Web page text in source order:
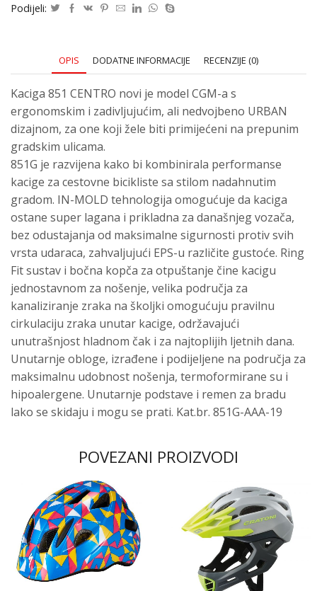
Podijeli:
OPIS DODATNE INFORMACIJE RECENZIJE (0)
Kaciga 851 CENTRO novi je model CGM-a s
ergonomskim i zadivljujućim, ali nedvojbeno URBAN
dizajnom, za one koji žele biti primijećeni na prepunim
gradskim ulicama.
851G je razvijena kako bi kombinirala performanse
kacige za cestovne bicikliste sa stilom nadahnutim
gradom. IN-MOLD tehnologija omogućuje da kaciga
ostane super lagana i prikladna za današnjeg vozača,
bez odustajanja od maksimalne sigurnosti protiv svih
vrsta udaraca, zahvaljujući EPS-u različite gustoće. Ring
Fit sustav i bočna kopča za otpuštanje čine kacigu
jednostavnom za nošenje, velika područja za
kanaliziranje zraka na školjki omogućuju pravilnu
cirkulaciju zraka unutar kacige, održavajući
unutrašnjost hladnom čak i za najtoplijih ljetnih dana.
Unutarnje obloge, izrađene i podijeljene na područja za
maksimalnu udobnost nošenja, termoformirane su i
hipoalergene. Unutarnje podstave i remen za bradu
lako se skidaju i mogu se prati. Kat.br. 851G-AAA-19
POVEZANI PROIZVODI